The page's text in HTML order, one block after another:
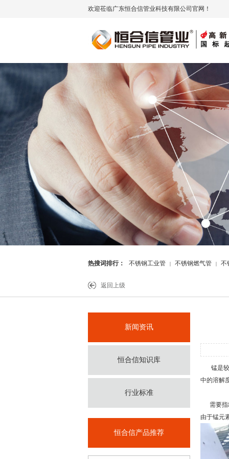
欢迎莅临广东恒合信管业科技有限公司官网！
热搜词排行： 不锈钢工业管 | 不锈钢燃气管 | 不
返回上级
新闻资讯
恒合信知识库
行业标准
恒合信产品推荐
锰是较
中的溶解
需要指
由于锰元